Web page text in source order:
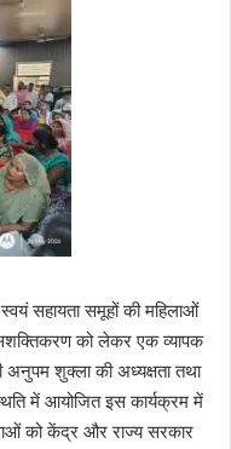
सहायता समूहों की महिलाओं
को लेकर एक व्यापक
अनुपम शुक्ला की अध्यक्षता तथा
में आयोजित इस कार्यक्रम में
को केंद्र और राज्य सरकार